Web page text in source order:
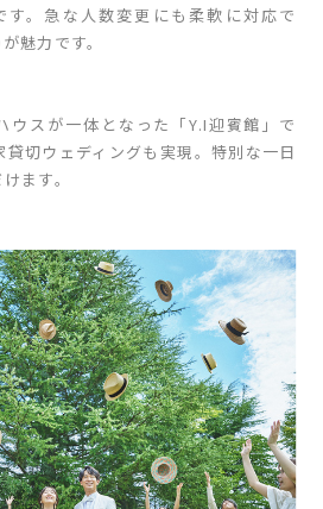
。急な人数変更にも柔軟に対応で
魅力です。
ウスが一体となった「Y.I迎賓館」で
切ウェディングも実現。特別な一日
ます。